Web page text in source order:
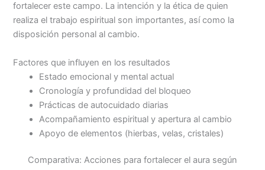
fortalecer este campo. La intención y la ética de quien
realiza el trabajo espiritual son importantes, así como la
disposición personal al cambio.
Factores que influyen en los resultados
Estado emocional y mental actual
Cronología y profundidad del bloqueo
Prácticas de autocuidado diarias
Acompañamiento espiritual y apertura al cambio
Apoyo de elementos (hierbas, velas, cristales)
Comparativa: Acciones para fortalecer el aura según